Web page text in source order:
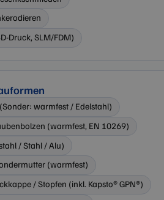
Druck, SLM/FDM)
warmfest / Edelstahl)
(warmfest, EN 10269)
/ Stahl / Alu)
(warmfest)
/ Stopfen (inkl. Kapsto® GPN®)